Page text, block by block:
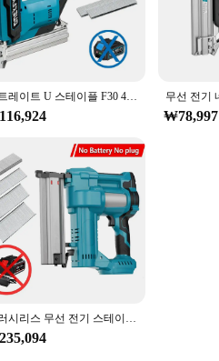
스트레이트 U 스테이플 F30 422 1022 브러시리스 무선 전기 네일 건 스테이플러 타정기 + 1 세트, 마키타 18V 배터리용 못
₩78,997
브러시리스 무선 전기 스테이플러 건, 마키타 18V 배터리용, F30, F40, F50, K438 네일, 2 인 1 타정기, 배터리 없음, 신제품